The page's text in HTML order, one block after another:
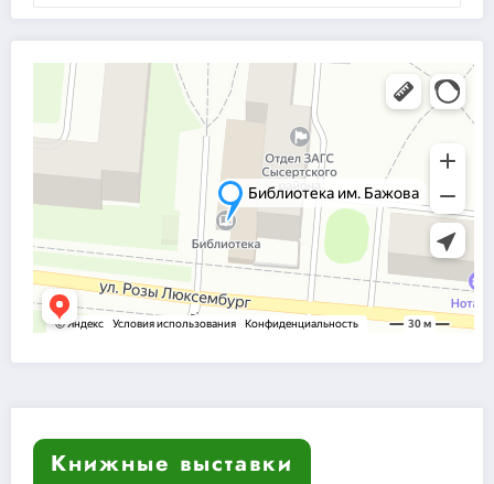
Книжные выставки